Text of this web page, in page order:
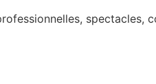
spectacles,